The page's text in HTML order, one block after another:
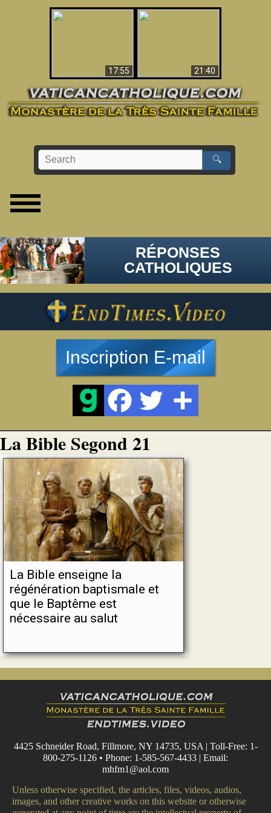
17:55
21:40
🔍
RÉPONSES
CATHOLIQUES
Inscription E-mail
La Bible Segond 21
La Bible enseigne la
régénération baptismale et
que le Baptême est
nécessaire au salut
4425 Schneider Road, Fillmore, NY 14735, USA | Toll-Free: 1-
800-275-1126 • Phone: 1-585-567-4433 | Email:
mhfm1@aol.com
Unless otherwise specified, the articles, files, videos, audios,
images, and other creative works on this website or otherwise